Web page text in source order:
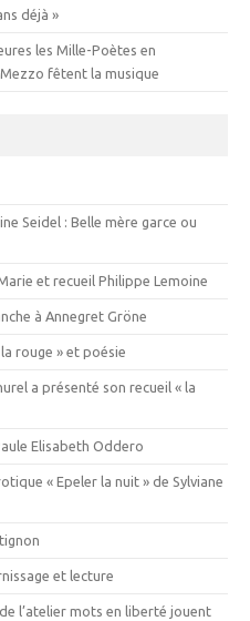
déjà »
les Mille-Poètes en
fêtent la musique
Seidel : Belle mère garce ou
et recueil Philippe Lemoine
à Annegret Gröne
rouge » et poésie
a présenté son recueil « la
Elisabeth Oddero
« Epeler la nuit » de Sylviane
et lecture
l’atelier mots en liberté jouent